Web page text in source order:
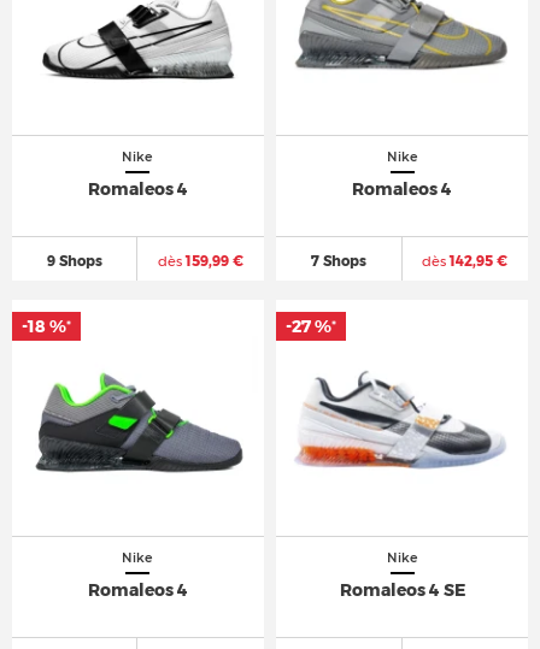
Nike
Romaleos 4
9 Shops dès159,99 €
Nike
Romaleos 4
7 Shops dès142,95 €
Nike
Romaleos 4
-18 %*
Nike
Romaleos 4 SE
-27 %*